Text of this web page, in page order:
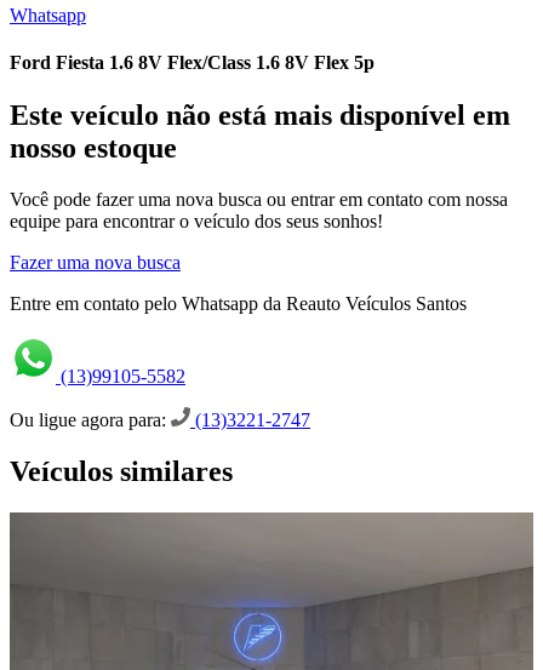
Whatsapp
Ford Fiesta 1.6 8V Flex/Class 1.6 8V Flex 5p
Este veículo não está mais disponível em
nosso estoque
Você pode fazer uma nova busca ou entrar em contato com nossa
equipe para encontrar o veículo dos seus sonhos!
Fazer uma nova busca
Entre em contato pelo Whatsapp da Reauto Veículos Santos
(13)99105-5582
Ou ligue agora para: (13)3221-2747
Veículos similares